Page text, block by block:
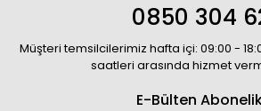
0850 304
Müşteri temsilcilerimiz hafta içi: 09:00 -
saatleri arasında hizmet
E-Bülten